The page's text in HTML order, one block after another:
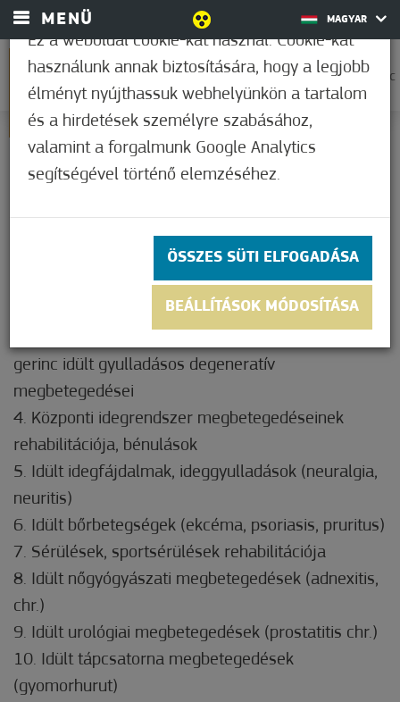
MENÜ MAGYAR
0
30,6°C
JAVALLATOK
A mórahalmi gyógyvíz javallatai és ellenjavallatai.
1. Ízületi gyulladások nem akut fázisa
gerinc idült gyulladásos degeneratív
megbetegedései
4. Központi idegrendszer megbetegedéseinek
rehabilitációja, bénulások
5. Idült idegfájdalmak, ideggyulladások (neuralgia,
neuritis)
6. Idült bőrbetegségek (ekcéma, psoriasis, pruritus)
7. Sérülések, sportsérülések rehabilitációja
8. Idült nőgyógyászati megbetegedések (adnexitis,
chr.)
9. Idült urológiai megbetegedések (prostatitis chr.)
10. Idült tápcsatorna megbetegedések
(gyomorhurut)
Ez a weboldal cookie-kat használ. Cookie-kat
használunk annak biztosítására, hogy a legjobb
élményt nyújthassuk webhelyünkön a tartalom
és a hirdetések személyre szabásához,
valamint a forgalmunk Google Analytics
segítségével történő elemzéséhez.
ÖSSZES SÜTI ELFOGADÁSA
BEÁLLÍTÁSOK MÓDOSÍTÁSA